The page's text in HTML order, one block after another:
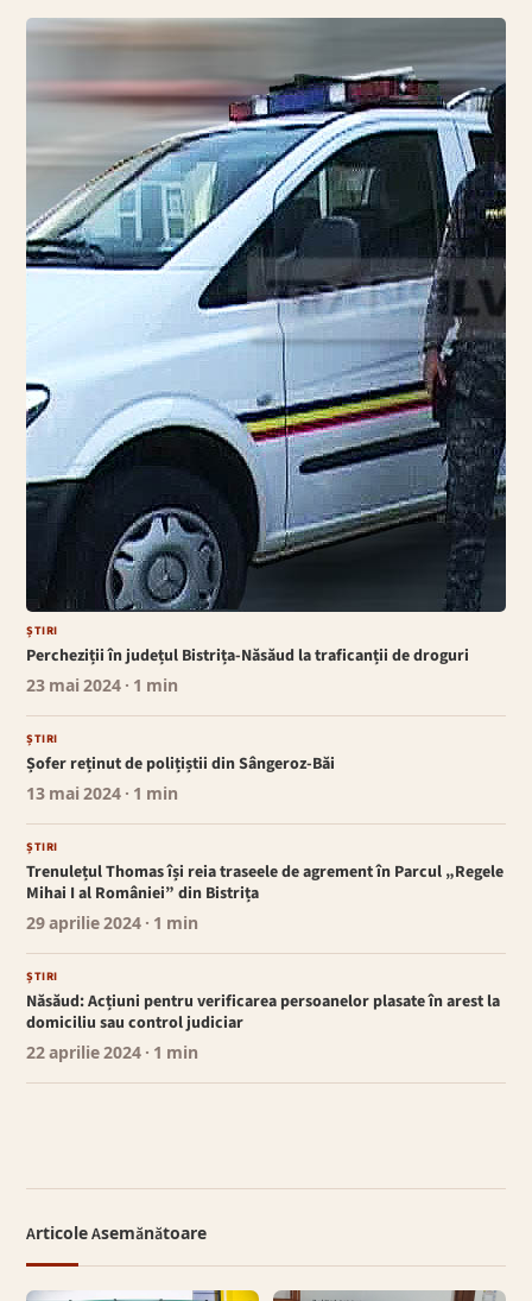
ȘTIRI
Percheziții în județul Bistrița-Năsăud la traficanții de droguri
23 mai 2024 · 1 min
ȘTIRI
Șofer reținut de polițiștii din Sângeroz-Băi
13 mai 2024 · 1 min
ȘTIRI
Trenulețul Thomas își reia traseele de agrement în Parcul „Regele
Mihai I al României” din Bistrița
29 aprilie 2024 · 1 min
ȘTIRI
Năsăud: Acțiuni pentru verificarea persoanelor plasate în arest la
domiciliu sau control judiciar
22 aprilie 2024 · 1 min
Articole Asemănătoare